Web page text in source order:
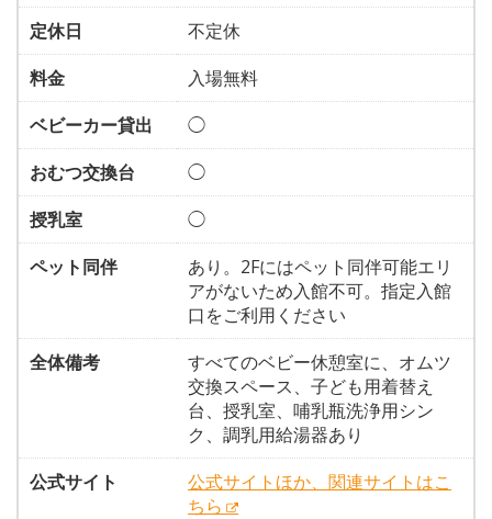
定休日
不定休
料金
入場無料
ベビーカー貸出
◯
おむつ交換台
◯
授乳室
◯
ペット同伴
あり。2Fにはペット同伴可能エリ
アがないため入館不可。指定入館
口をご利用ください
全体備考
すべてのベビー休憩室に、オムツ
交換スペース、子ども用着替え
台、授乳室、哺乳瓶洗浄用シン
ク、調乳用給湯器あり
公式サイト
公式サイトほか、関連サイトはこ
ちら